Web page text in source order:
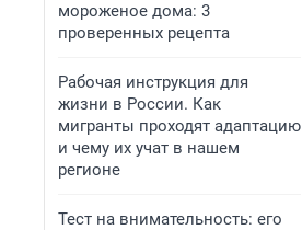
мороженое дома: 3
проверенных рецепта
Рабочая инструкция для
жизни в России. Как
мигранты проходят адаптацию
и чему их учат в нашем
регионе
Тест на внимательность: его